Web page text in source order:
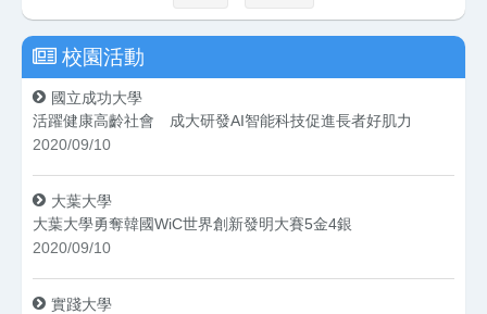
校園活動
國立成功大學
活躍健康高齡社會 成大研發AI智能科技促進長者好肌力
2020/09/10
大葉大學
大葉大學勇奪韓國WiC世界創新發明大賽5金4銀
2020/09/10
實踐大學